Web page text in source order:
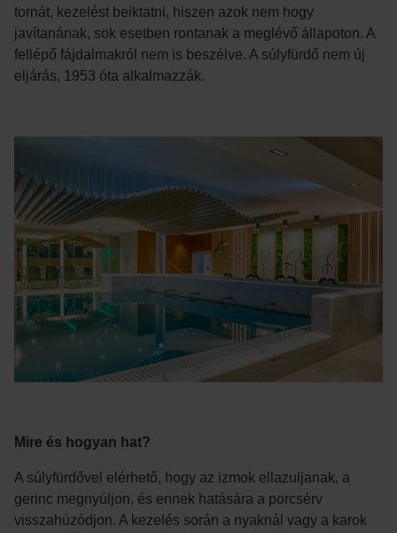
tornát, kezelést beiktatni, hiszen azok nem hogy
javítanának, sok esetben rontanak a meglévő állapoton. A
fellépő fájdalmakról nem is beszélve. A súlyfürdő nem új
eljárás, 1953 óta alkalmazzák.
Mire és hogyan hat?
A súlyfürdővel elérhető, hogy az izmok ellazuljanak, a
gerinc megnyúljon, és ennek hatására a porcsérv
visszahúzódjon. A kezelés során a nyaknál vagy a karok